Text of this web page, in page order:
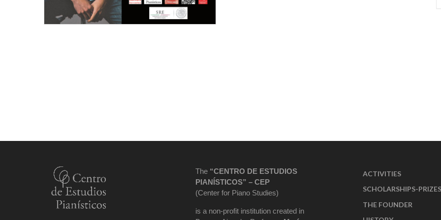
The “CENTRO DE ESTUDIOS
PIANÍSTICOS” – CEP
(Center for Piano Studies)
is a non-profit institution created in
ACTIVITIES
SCHOLARSHIPS-PRIZES
THE FOUNDER